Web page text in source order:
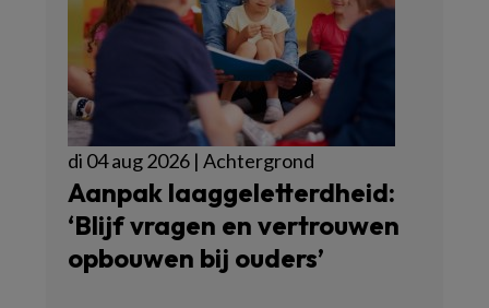
di 04 aug 2026 | Achtergrond
Aanpak laaggeletterdheid:
‘Blijf vragen en vertrouwen
opbouwen bij ouders’